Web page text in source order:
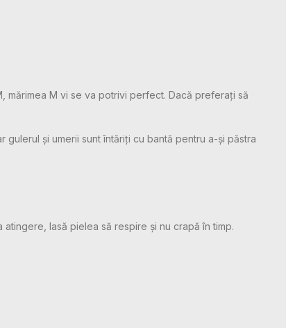
mărimea M vi se va potrivi perfect. Dacă preferați să
și umerii sunt întăriți cu bantă pentru a-și păstra
lasă pielea să respire și nu crapă în timp.